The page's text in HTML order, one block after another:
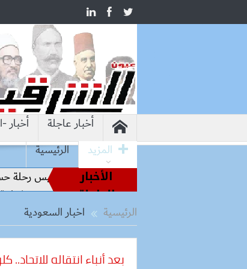
أخبار عاجلة أخبار
المزيد
الرئيسية
الأخبار
العاجلة
الملاعب إلى قيادة الفراعنة.. كواليس رحلة حسام
المصري والبرازيلي يبحثان تأسيس شراكة إنتاجية
الرئيسية اخبار السعودية
بعد أنباء انتقاله